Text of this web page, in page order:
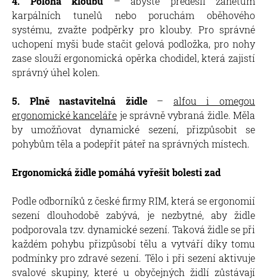
karpálních tunelů nebo poruchám oběhového
systému, zvažte podpěrky pro klouby. Pro správné
uchopení myši bude stačit gelová podložka, pro nohy
zase slouží ergonomická opěrka chodidel, která zajistí
správný úhel kolen.
5. Plně nastavitelná židle– alfou i omegou
ergonomické kanceláře je správně vybraná židle. Měla
by umožňovat dynamické sezení, přizpůsobit se
pohybům těla a podepřít páteř na správných místech.
Ergonomická židle pomáhá vyřešit bolesti zad
Podle odborníků z české firmy RIM, která se ergonomií
sezení dlouhodobě zabývá, je nezbytné, aby židle
podporovala tzv. dynamické sezení. Taková židle se při
každém pohybu přizpůsobí tělu a vytváří díky tomu
podmínky pro zdravé sezení. Tělo i při sezení aktivuje
svalové skupiny, které u obyčejných židlí zůstávají